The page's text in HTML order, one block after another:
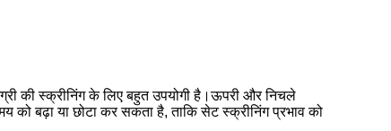
की स्क्रीनिंग के लिए बहुत उपयोगी है।ऊपरी और निचले
को बढ़ा या छोटा कर सकता है, ताकि सेट स्क्रीनिंग प्रभाव को